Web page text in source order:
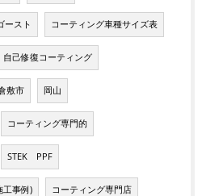
ースト コーティング車種サイズ表
自己修復コーティング
敷市 岡山
コーティング専門的
STEK PPF
工事例) コーティング専門店